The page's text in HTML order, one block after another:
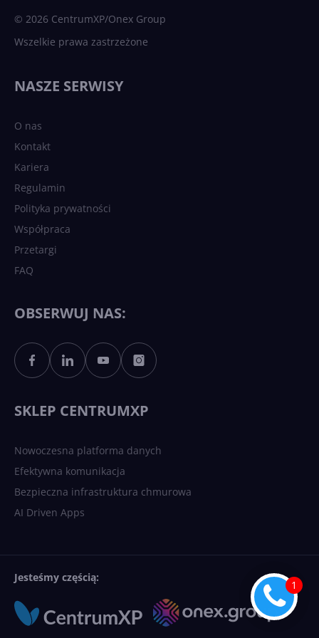
© 2026 CentrumXP/Onex Group
Wszelkie prawa zastrzeżone
NASZE SERWISY
O nas
Kontakt
Kariera
Regulamin
Polityka prywatności
Współpraca
Przetargi
FAQ
OBSERWUJ NAS:
SKLEP CENTRUMXP
Nowoczesna platforma danych
Efektywna komunikacja
Bezpieczna infrastruktura chmurowa
AI Driven Apps
Jesteśmy częścią: